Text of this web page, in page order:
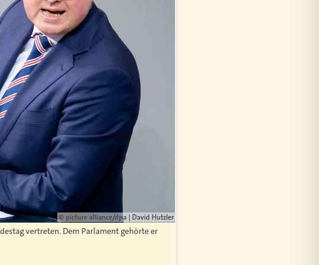
© picture alliance/dpa | David Hutzler
vertreten. Dem Parlament gehörte er